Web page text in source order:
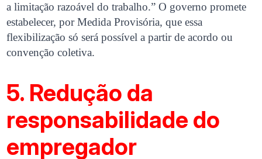
a limitação razoável do trabalho.” O governo promete
estabelecer, por Medida Provisória, que essa
flexibilização só será possível a partir de acordo ou
convenção coletiva.
5. Redução da
responsabilidade do
empregador